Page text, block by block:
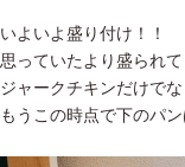
いよいよ盛り付け！！
思っていたより盛られて
ジャークチキンだけで
もうこの時点で下のパ